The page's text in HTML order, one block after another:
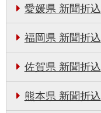
愛媛県 新聞折込
福岡県 新聞折込
佐賀県 新聞折込
熊本県 新聞折込